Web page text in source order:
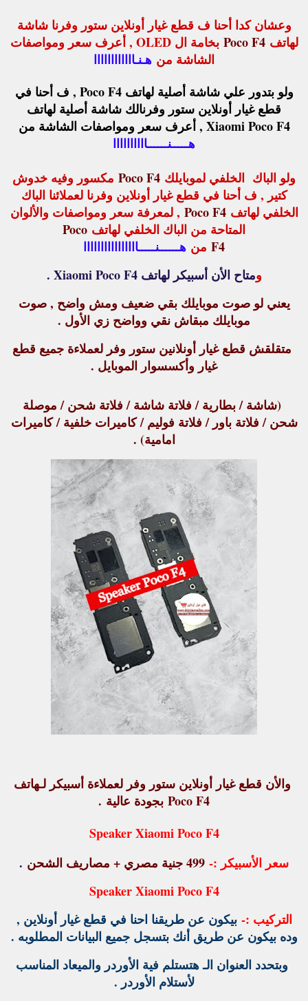
وعشان كدا أحنا ف قطع غيار أونلاين ستور وفرنا شاشة
لهاتفPoco F4
بخامة ال OLED , أعرف سعر ومواصفات
الشاشة من هـنـاااااااااااا
ولو بتدور علي شاشة أصلية لهاتف Poco F4 , ف أحنا في
قطع غيار أونلاين ستور وفرنالك شاشة أصلية لهاتف
Xiaomi Poco F4 , أعرف سعر ومواصفات الشاشة من
هـــــنــــــاااااااااا
ولو الباك الخلفي لموبايلك
مكسور وفيه خدوش
كتير , ف أحنا في قطع غيار أونلاين وفرنا لعملائنا الباك
الخلفي لهاتفPoco F4 , لمعرفة سعر ومواصفات والألوان
المتاحة من الباك الخلفي لهاتف Poco
F4 من هــــــنـــــاااااااااااااااا
ومتاح الأن أسبيكر لهاتف Xiaomi Poco F4 .
يعني لو صوت موبايلك بقي ضعيف ومش واضح , صوت
موبايلك مبقاش نقي وواضح زي الأول .
متقلقش قطع غيار أونلانين ستور وفر لعملاءة جميع قطع
غيار وأكسسوار الموبايل .
(شاشة / بطارية / فلاتة شاشة / فلاتة شحن / موصلة
شحن / فلاتة باور / فلاتة فوليم / كاميرات خلفية / كاميرات
امامية) .
والأن قطع غيار أونلاين ستور وفر لعملاءة أسبيكر لـهاتف
Poco F4 بجودة عالية .
Speaker Xiaomi Poco F4
سعر الأسبيكر :-
.
Speaker Xiaomi Poco F4
التركيب :-بيكون عن طريقنا احنا في قطع غيار أونلاين ,
وده بيكون عن طريق أنك بتسجل جميع البيانات المطلوبه .
وبتحدد العنوان الـ هتستلم فية الأوردر والميعاد المناسب
لأستلام الأوردر .